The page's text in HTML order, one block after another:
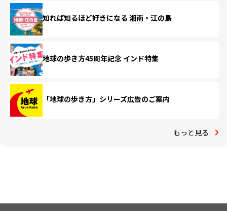
知れば知るほど好きになる 湘南・江の島
地球の歩き方45周年記念 インド特集
「地球の歩き方」シリーズ広告のご案内
もっと見る